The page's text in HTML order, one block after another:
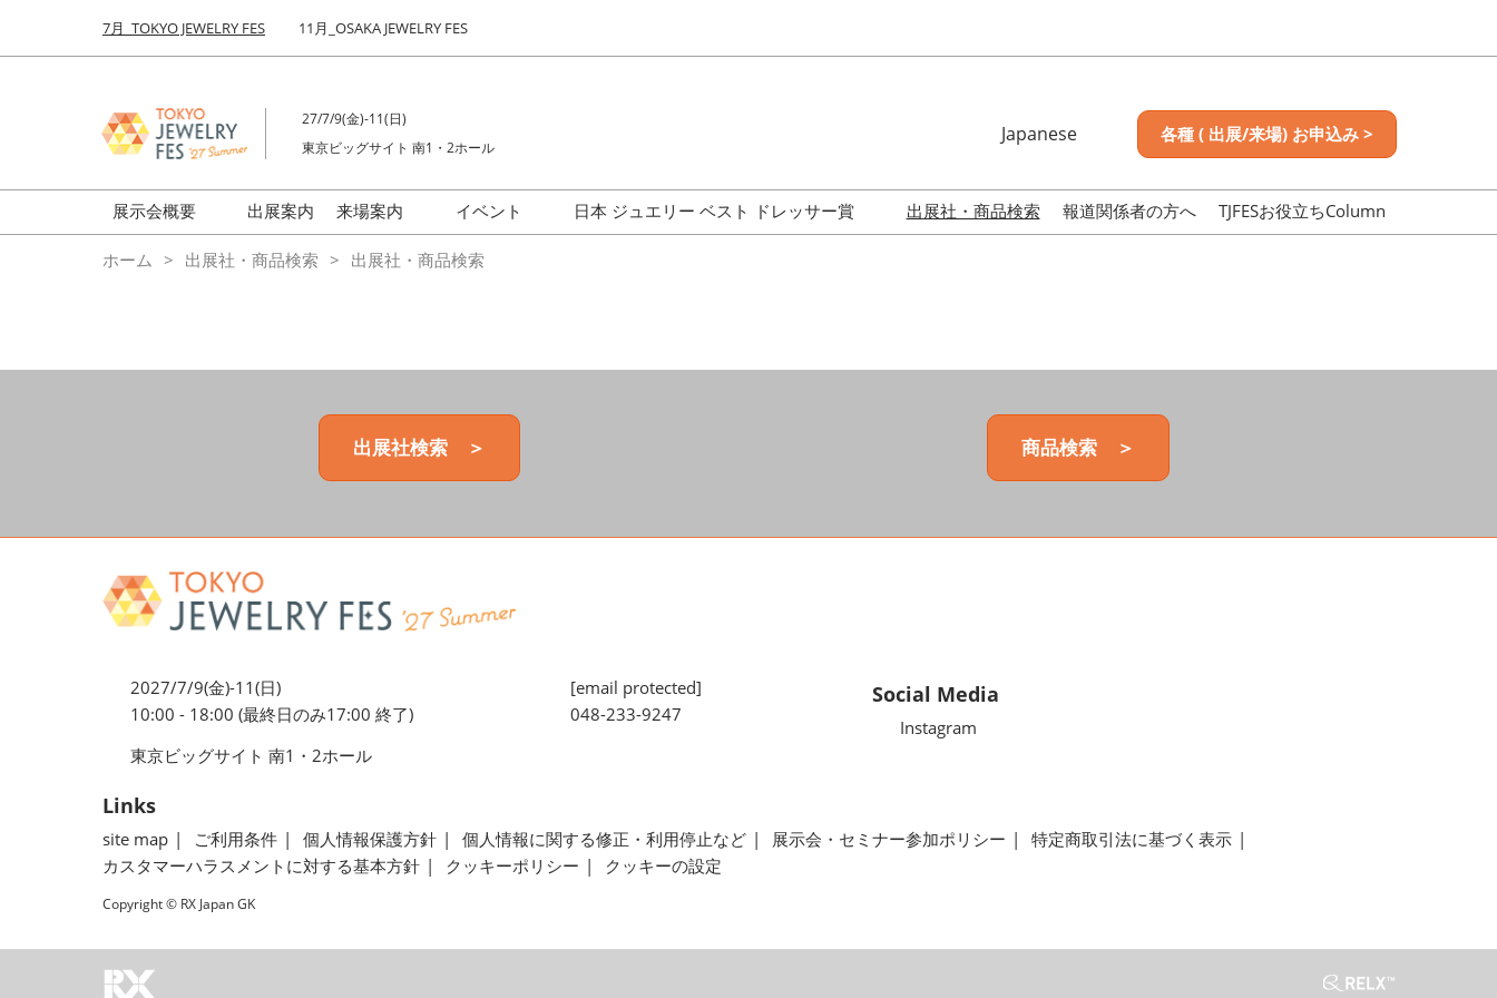
キ
し
て
む
to
7月_TOKYO JEWELRY FES 11月_OSAKA JEWELRY FES
27/7/9(金)-11(日)
東京ビッグサイト 南1・2ホール
Japanese
English
各種 ( 出展/来場) お申込み >
展示会概要
前回来場者数
ミネラル&ストーンFES
出展案内
来場案内
会場の様子
イベント
日本 ジュエリー ベスト ドレッサー賞
出展社・商品検索 報道関係者の方へ TJFESお役立ちColumn
ホーム 出展社・商品検索 出展社・商品検索
出展社検索 ＞ 商品検索 ＞
2027/7/9(金)-11(日)
10:00 - 18:00 (最終日のみ17:00 終了)
東京ビッグサイト 南1・2ホール
[email protected]
048-233-9247
Social Media
Instagram
Links
site map ご利用条件 個人情報保護方針 個人情報に関する修正・利用停止など 展示会・セミナー参加ポリシー
特定商取引法に基づく表示
カスタマーハラスメントに対する基本方針
クッキーポリシー クッキーの設定
Copyright © RX Japan GK